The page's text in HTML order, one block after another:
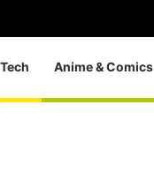
per l’azzurra
Tech Anime & Comics